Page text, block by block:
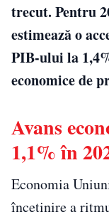
trecut. Pentru
estimează o
PIB-ului la
economice de
Avans
1,1% în
Economia
încetinire a